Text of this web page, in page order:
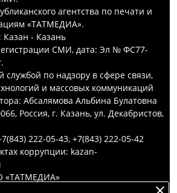
агентства по печати и
«ТАТМЕДИА».
- Казань
СМИ, дата: Эл № ФС77-
по надзору в сфере связи,
и массовых коммуникаций
Абсалямова Альбина Булатовна
Россия, г. Казань, ул. Декабристов,
222-05-43, +7(843) 222-05-42
коррупции: kazan-
«ТАТМЕДИА»